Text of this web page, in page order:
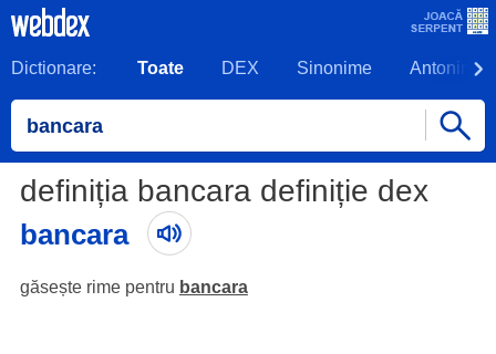
Dictionare: Toate DEX Sinonime Antonime
definiția bancara definiție dex
bancara
găsește rime pentru bancara